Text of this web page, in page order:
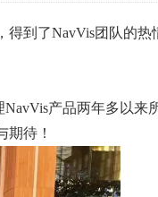
得到了NavVis团队的热
产品两年多以来
待！